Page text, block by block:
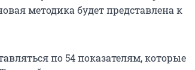
методика будет представлена к
по 54 показателям, которые